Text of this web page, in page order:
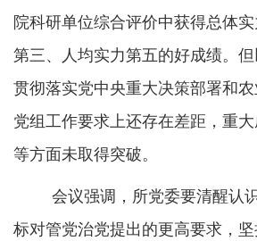
院科研单位综合评价中获得总体
第三、人均实力第五的好成绩。
贯彻落实党中央重大决策部署和
党组工作要求上还存在差距，重
等方面未取得突破。
会议强调，所党委要清醒认
标对管党治党提出的更高要求，